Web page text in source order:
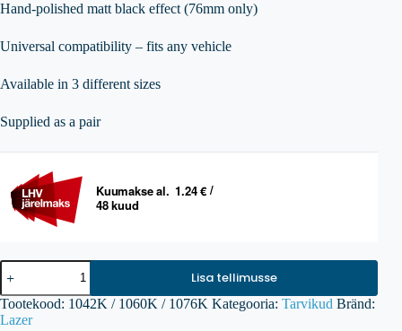
Hand-polished matt black effect (76mm only)
Universal compatibility – fits any vehicle
Available in 3 different sizes
Supplied as a pair
LAZER
Tube
Clamps
kogus
Lisa tellimusse
Tootekood: 1042K / 1060K / 1076K Kategooria: Tarvikud Bränd:
Lazer